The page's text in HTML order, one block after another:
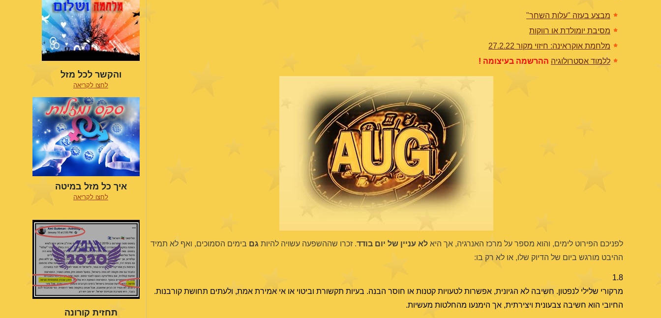
מבצע בעזה "עלות השחר"
מסיבת יומולדת או רווקות
מלחמת אוקראינה: חיזוי מקור 27.2.22
ללמוד אסטרולוגיה ההרשמה בעיצומה !
לפניכם הפירוט לימים, והוא מספר על מרכז האנרגיה, אך היא לא עניין של יום בודד. זכרו שההשפעה עשויה להיות גם בימים הסמוכים, ואף לא תמיד
ההיבט מורגש ביום של הדיוק שלו, או לא רק בו:
1.8
מרקורי שלילי לנפטון. חשיבה לא הגיונית, אפשרות לטעויות קטנות או חוסר הבנה. בעיות תקשורת וביטוי או אי אמירת אמת, ולעתים תחושת קורבנות.
החיובי הוא חשיבה צבעונית ויצירתית, אך הימנעו מהחלטות מעשיות.
והקשר לכל מזל
לחצו לקריאה
איך כל מזל במיטה
לחצו לקריאה
תחזית קורונה